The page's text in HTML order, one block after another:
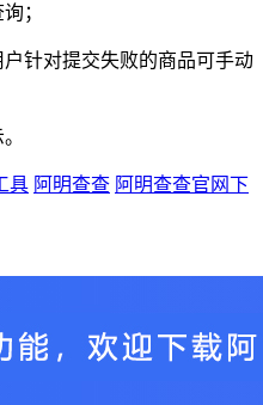
；
针对提交失败的商品可手动
具 阿明查查 阿明查查官网下